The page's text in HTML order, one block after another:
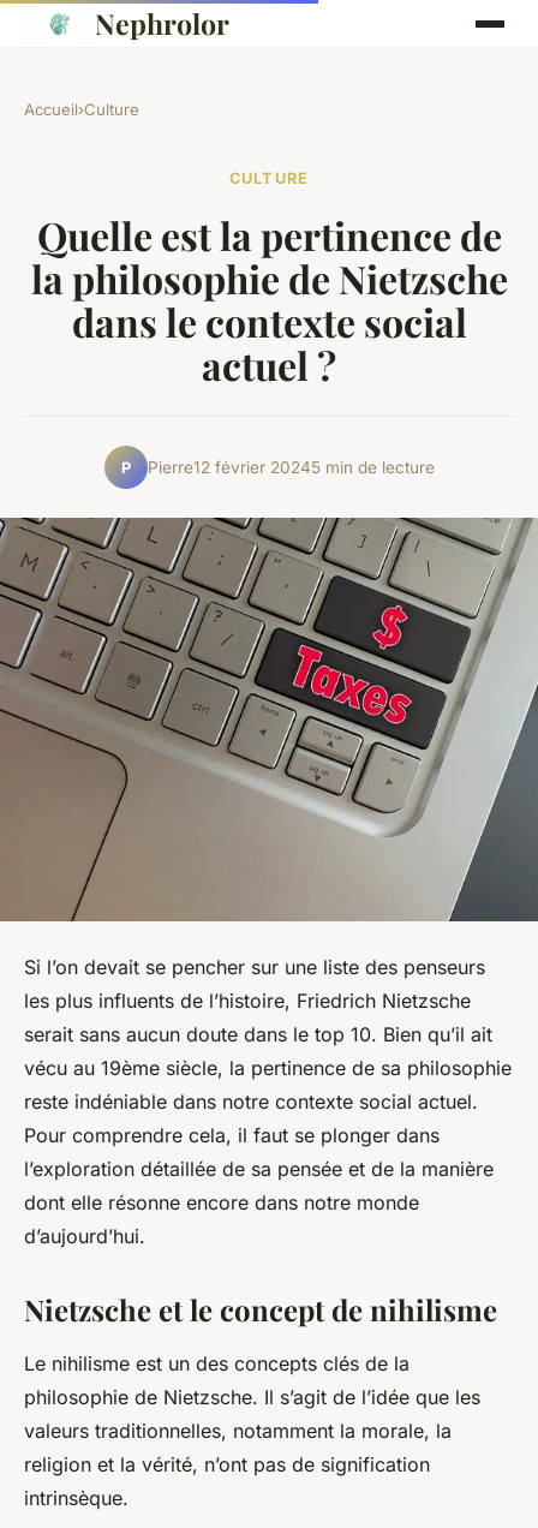
Nephrolor
Accueil›Culture
CULTURE
Quelle est la pertinence de
la philosophie de Nietzsche
dans le contexte social
actuel ?
P Pierre12 février 20245 min de lecture
Si l’on devait se pencher sur une liste des penseurs
les plus influents de l’histoire, Friedrich Nietzsche
serait sans aucun doute dans le top 10. Bien qu’il ait
vécu au 19ème siècle, la pertinence de sa philosophie
reste indéniable dans notre contexte social actuel.
Pour comprendre cela, il faut se plonger dans
l’exploration détaillée de sa pensée et de la manière
dont elle résonne encore dans notre monde
d’aujourd’hui.
Nietzsche et le concept de nihilisme
Le nihilisme est un des concepts clés de la
philosophie de Nietzsche. Il s’agit de l’idée que les
valeurs traditionnelles, notamment la morale, la
religion et la vérité, n’ont pas de signification
intrinsèque.